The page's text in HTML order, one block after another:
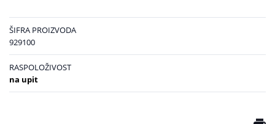
ŠIFRA PROIZVODA
929100
RASPOLOŽIVOST
na upit